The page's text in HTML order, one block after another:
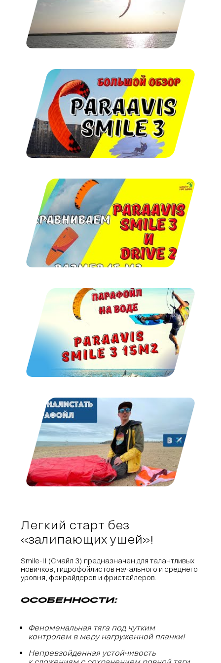
Легкий старт без
«залипающих ушей»!
Smile-II (Смайл 3) предназначен для талантливых
новичков, гидрофойлистов начального и среднего
уровня, фрирайдеров и фристайлеров.
ОСОБЕННОСТИ:
Феноменальная тяга под чутким
контролем в меру нагруженной планки!
Непревзойденная устойчивость